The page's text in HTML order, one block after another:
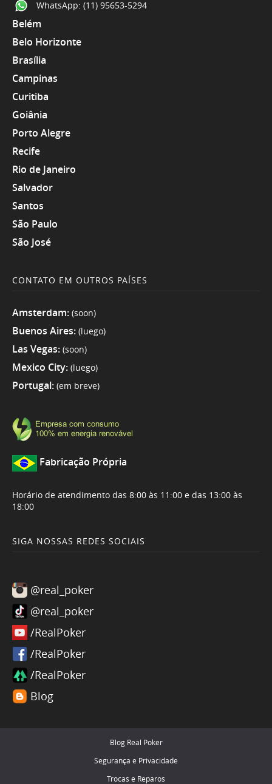
WhatsApp: (11) 95653-5294
Belém
Belo Horizonte
Brasília
Campinas
Curitiba
Goiânia
Porto Alegre
Recife
Rio de Janeiro
Salvador
Santos
São Paulo
São José
CONTATO EM OUTROS PAÍSES
Amsterdam: (soon)
Buenos Aires: (luego)
Las Vegas: (soon)
Mexico City: (luego)
Portugal: (em breve)
Fabricação Própria
Horário de atendimento das 8:00 às 11:00 e das 13:00 às
18:00
SIGA NOSSAS REDES SOCIAIS
@real_poker
@real_poker
/RealPoker
/RealPoker
/RealPoker
Blog
Blog Real Poker
Segurança e Privacidade
Trocas e Reparos